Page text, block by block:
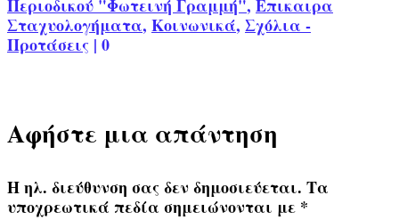
Περιοδικού "Φωτεινή Γραμμή", Επικαιρα
Σταχυολογήματα, Κοινωνικά, Σχόλια -
Προτάσεις | 0
Αφήστε μια απάντηση
Η ηλ. διεύθυνση σας δεν δημοσιεύεται. Τα
υποχρεωτικά πεδία σημειώνονται με *